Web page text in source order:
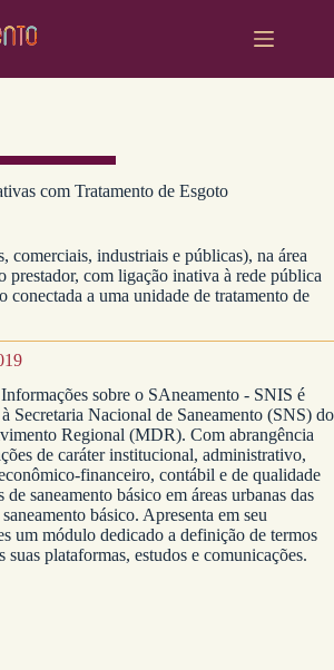
com Tratamento de Esgoto
comerciais, industriais e públicas), na área
prestador, com ligação inativa à rede pública
conectada a uma unidade de tratamento de
sobre o SAneamento - SNIS é
Secretaria Nacional de Saneamento (SNS) do
Regional (MDR). Com abrangência
de caráter institucional, administrativo,
financeiro, contábil e de qualidade
de saneamento básico em áreas urbanas das
básico. Apresenta em seu
um módulo dedicado a definição de termos
suas plataformas, estudos e comunicações.